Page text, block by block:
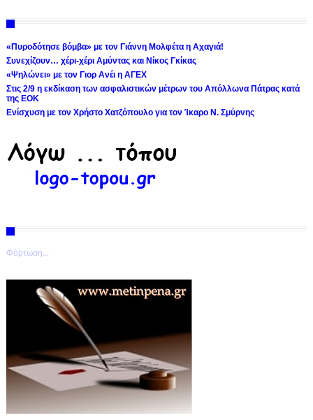
«Πυροδότησε βόμβα» με τον Γιάννη Μολφέτα η Αχαγιά!
Συνεχίζουν… χέρι-χέρι Αμύντας και Νίκος Γκίκας
«Ψηλώνει» με τον Γιορ Ανέι η ΑΓΕΧ
Στις 2/9 η εκδίκαση των ασφαλιστικών μέτρων του Απόλλωνα Πάτρας κατά
της ΕΟΚ
Ενίσχυση με τον Χρήστο Χατζόπουλο για τον Ίκαρο Ν. Σμύρνης
Φόρτωση...